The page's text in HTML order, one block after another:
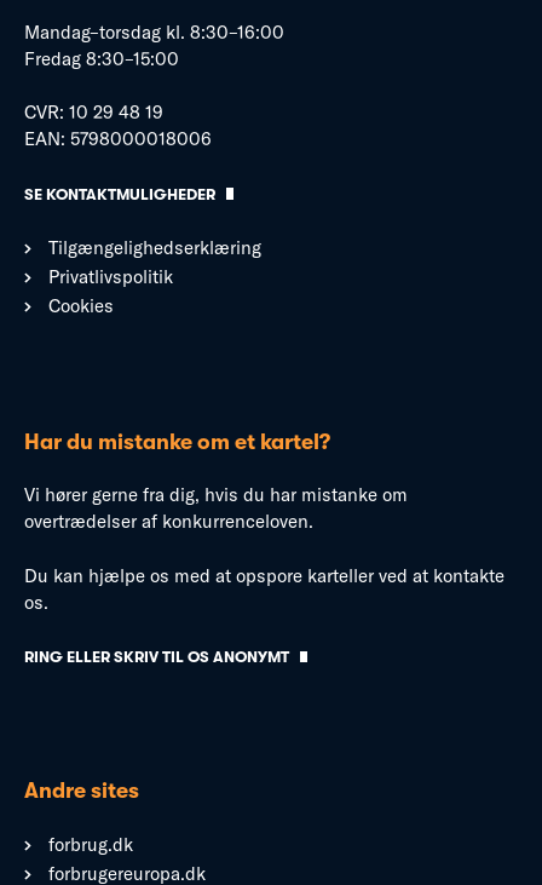
Mandag–torsdag kl. 8:30–16:00
Fredag 8:30–15:00
CVR: 10 29 48 19
EAN: 5798000018006
SE KONTAKTMULIGHEDER
Tilgængelighedserklæring
Privatlivspolitik
Cookies
Har du mistanke om et kartel?
Vi hører gerne fra dig, hvis du har mistanke om
overtrædelser af konkurrenceloven.
Du kan hjælpe os med at opspore karteller ved at kontakte
os.
RING ELLER SKRIV TIL OS ANONYMT
Andre sites
forbrug.dk
forbrugereuropa.dk